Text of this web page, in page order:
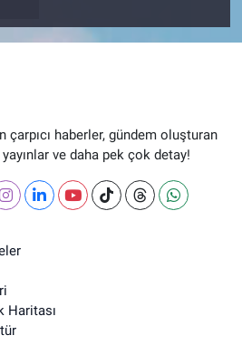
çarpıcı haberler, gündem oluşturan
yayınlar ve daha pek çok detay!
Haritası